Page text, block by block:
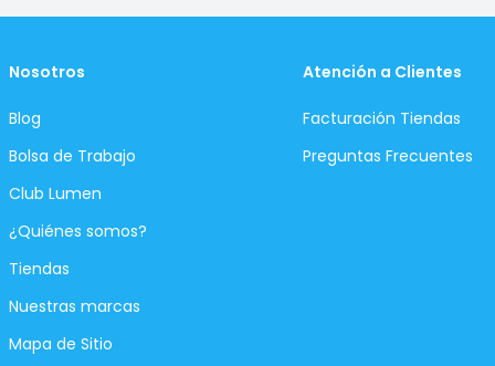
Nosotros
Blog
Bolsa de Trabajo
Club Lumen
¿Quiénes somos?
Tiendas
Nuestras marcas
Mapa de Sitio
Atención a Clientes
Facturación Tiendas
Preguntas Frecuentes